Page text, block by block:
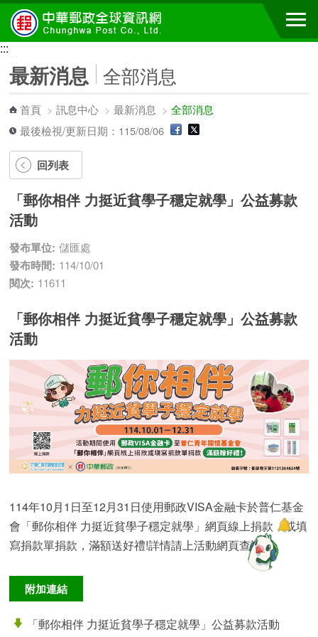
跳到主要內容區塊
:::
最新消息 全部消息
首頁 >訊息中心 >最新消息 >全部消息
最後檢視/更新日期：115/08/06
回列表
「郵你相伴 力挺近貧學子穩定就學」公益募款
活動
發布單位: 儲匯處
發布時間: 114/10/01
閱次: 11611
「郵你相伴 力挺近貧學子穩定就學」公益募款
活動
114年10月1日至12月31日使用郵政VISA金融卡於普仁基金
會「郵你相伴 力挺近貧學子穩定就學」網頁線上捐款，或填
寫捐款單捐款，滿額送好禮!詳情請上活動網頁查詢。
附加連結
「郵你相伴 力挺近貧學子穩定就學」公益募款活動